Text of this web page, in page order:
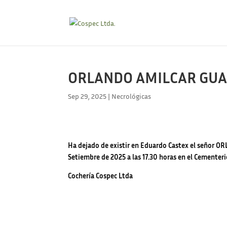
ORLANDO AMILCAR
Sep 29, 2025 | Necrológicas
Ha dejado de existir en Eduardo Castex el señor
Setiembre de 2025 a las 17.30 horas en el
Cochería Cospec Ltda